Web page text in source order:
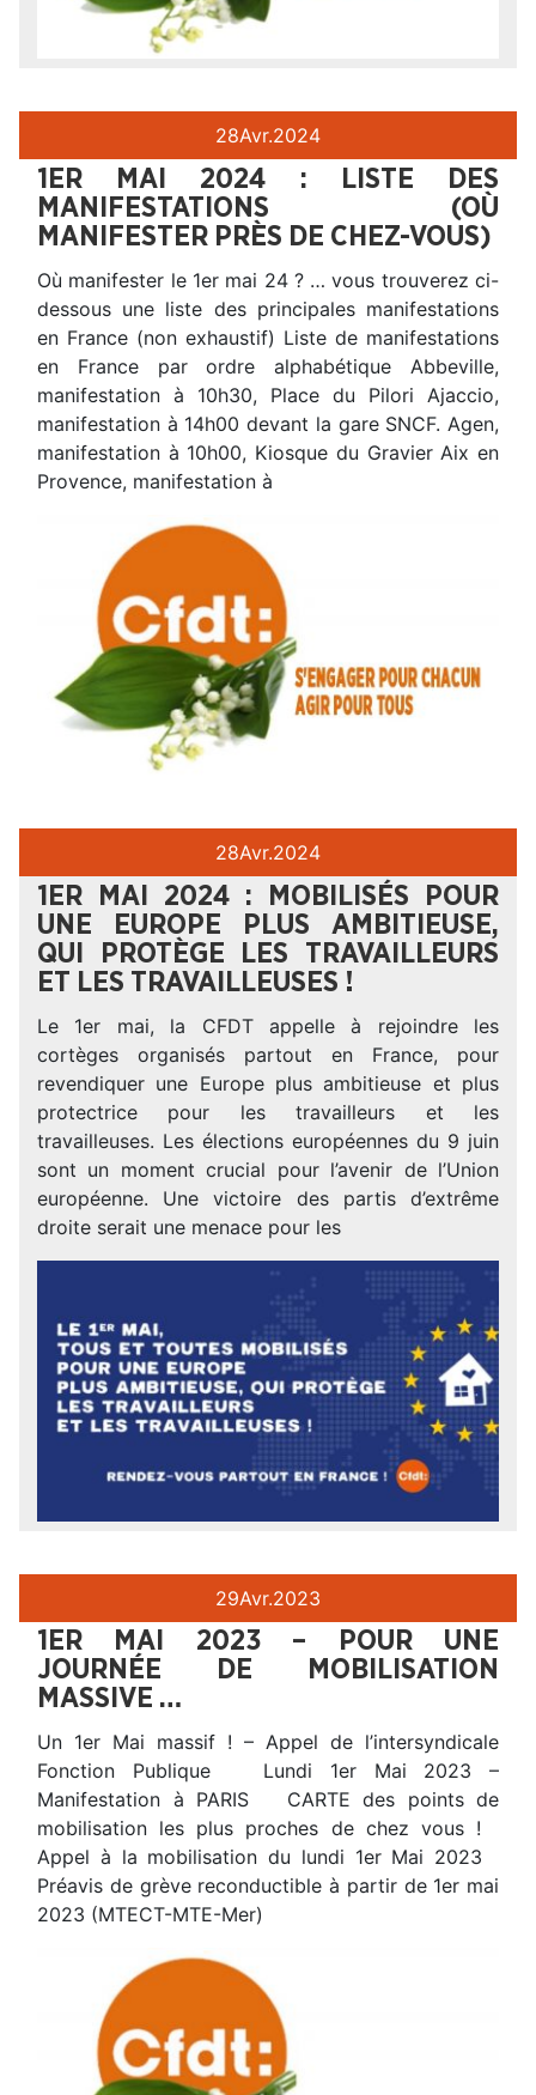
28Avr.2024
1ER MAI 2024 : LISTE DES
MANIFESTATIONS (OÙ
MANIFESTER PRÈS DE CHEZ-VOUS)
Où manifester le 1er mai 24 ? … vous trouverez ci-
dessous une liste des principales manifestations
en France (non exhaustif) Liste de manifestations
en France par ordre alphabétique Abbeville,
manifestation à 10h30, Place du Pilori Ajaccio,
manifestation à 14h00 devant la gare SNCF. Agen,
manifestation à 10h00, Kiosque du Gravier Aix en
Provence, manifestation à
28Avr.2024
1ER MAI 2024 : MOBILISÉS POUR
UNE EUROPE PLUS AMBITIEUSE,
QUI PROTÈGE LES TRAVAILLEURS
ET LES TRAVAILLEUSES !
Le 1er mai, la CFDT appelle à rejoindre les
cortèges organisés partout en France, pour
revendiquer une Europe plus ambitieuse et plus
protectrice pour les travailleurs et les
travailleuses. Les élections européennes du 9 juin
sont un moment crucial pour l’avenir de l’Union
européenne. Une victoire des partis d’extrême
droite serait une menace pour les
29Avr.2023
1ER MAI 2023 – POUR UNE
JOURNÉE DE MOBILISATION
MASSIVE …
Un 1er Mai massif ! – Appel de l’intersyndicale
Fonction Publique Lundi 1er Mai 2023 –
Manifestation à PARIS CARTE des points de
mobilisation les plus proches de chez vous !
Appel à la mobilisation du lundi 1er Mai 2023
Préavis de grève reconductible à partir de 1er mai
2023 (MTECT-MTE-Mer)